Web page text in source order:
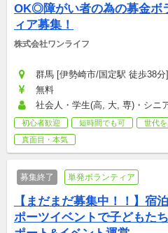
OK◎障がい者の為の募金ボ
ィア募集！
株式会社ワンライフ
群馬 [伊勢崎市/国定駅 徒歩38分]
無料
社会人・学生(高, 大, 専)・シニ
初心者歓迎 短時間でも可 世代
真面目・本気
募集終了 単発ボランティア
【まだまだ募集中！！】宿
ポーツイベントで子どもた